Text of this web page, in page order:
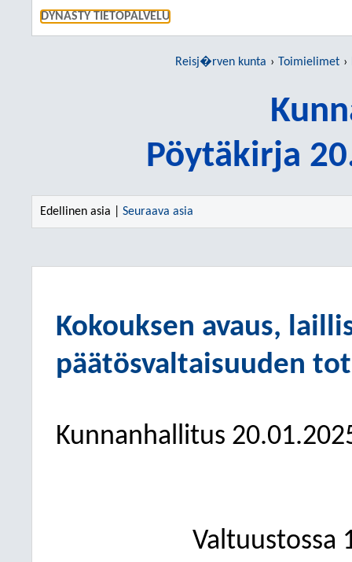
DYNASTY TIETOPALVELU
Reisj�rven kunta Toimielimet
Pöytäkirja
Edellinen asia | Seuraava asia
Kokouksen avaus,
päätösvaltaisuuden
Kunnanhallitus
Valtuustossa